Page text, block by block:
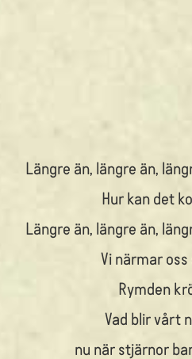
Längre än, längre än,
Hur kan det
Längre än, längre än,
Vi närmar
Rymden
Vad blir vårt
nu när stjärnor